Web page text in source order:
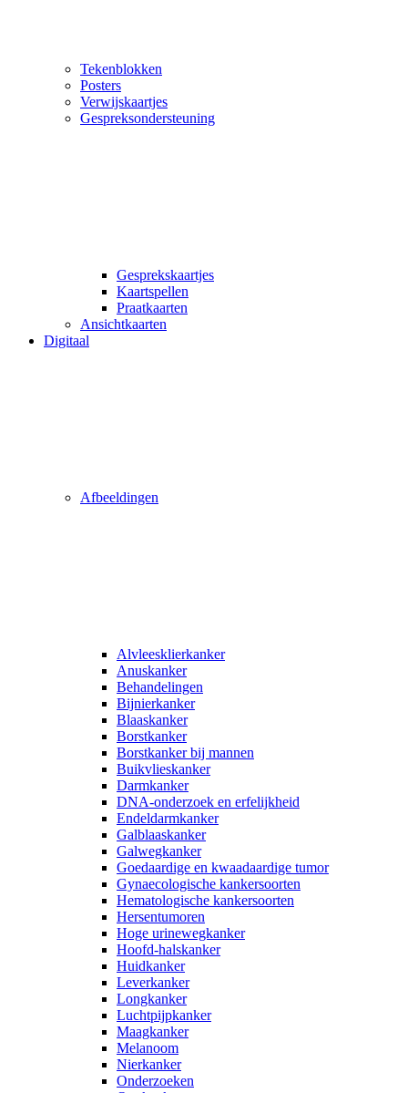
Tekenblokken
Posters
Verwijskaartjes
Gespreksondersteuning
Gesprekskaartjes
Kaartspellen
Praatkaarten
Ansichtkaarten
Digitaal
Afbeeldingen
Alvleesklierkanker
Anuskanker
Behandelingen
Bijnierkanker
Blaaskanker
Borstkanker
Borstkanker bij mannen
Buikvlieskanker
Darmkanker
DNA-onderzoek en erfelijkheid
Endeldarmkanker
Galblaaskanker
Galwegkanker
Goedaardige en kwaadaardige tumor
Gynaecologische kankersoorten
Hematologische kankersoorten
Hersentumoren
Hoge urinewegkanker
Hoofd-halskanker
Huidkanker
Leverkanker
Longkanker
Luchtpijpkanker
Maagkanker
Melanoom
Nierkanker
Onderzoeken